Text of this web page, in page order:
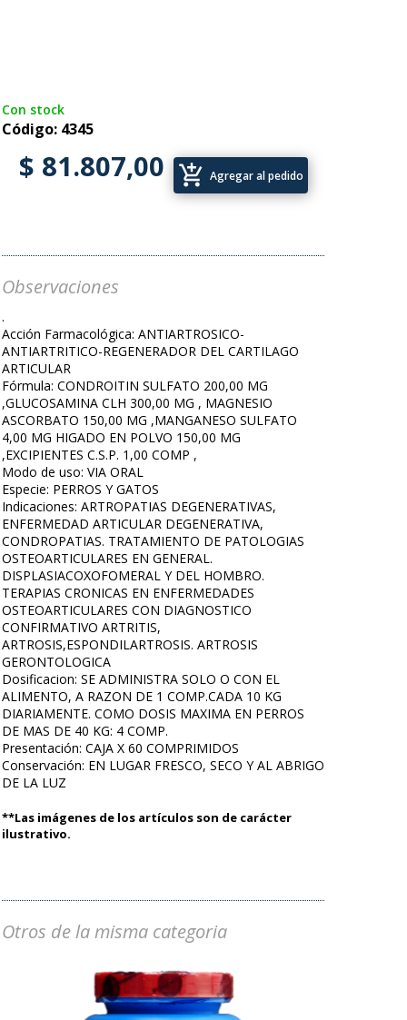
Con stock
Código: 4345
$ 81.807,00 add_shopping_cart Agregar al pedido
Observaciones
.
Acción Farmacológica: ANTIARTROSICO-
ANTIARTRITICO-REGENERADOR DEL CARTILAGO
ARTICULAR
Fórmula: CONDROITIN SULFATO 200,00 MG
,GLUCOSAMINA CLH 300,00 MG , MAGNESIO
ASCORBATO 150,00 MG ,MANGANESO SULFATO
4,00 MG HIGADO EN POLVO 150,00 MG
,EXCIPIENTES C.S.P. 1,00 COMP ,
Modo de uso: VIA ORAL
Especie: PERROS Y GATOS
Indicaciones: ARTROPATIAS DEGENERATIVAS,
ENFERMEDAD ARTICULAR DEGENERATIVA,
CONDROPATIAS. TRATAMIENTO DE PATOLOGIAS
OSTEOARTICULARES EN GENERAL.
DISPLASIACOXOFOMERAL Y DEL HOMBRO.
TERAPIAS CRONICAS EN ENFERMEDADES
OSTEOARTICULARES CON DIAGNOSTICO
CONFIRMATIVO ARTRITIS,
ARTROSIS,ESPONDILARTROSIS. ARTROSIS
GERONTOLOGICA
Dosificacion: SE ADMINISTRA SOLO O CON EL
ALIMENTO, A RAZON DE 1 COMP.CADA 10 KG
DIARIAMENTE. COMO DOSIS MAXIMA EN PERROS
DE MAS DE 40 KG: 4 COMP.
Presentación: CAJA X 60 COMPRIMIDOS
Conservación: EN LUGAR FRESCO, SECO Y AL ABRIGO
DE LA LUZ
**Las imágenes de los artículos son de carácter
ilustrativo.
Otros de la misma categoria